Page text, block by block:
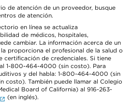
de atención de un proveedor, busque
de atención.
en línea se actualiza
de médicos, hospitales,
cambiar. La información acerca de un
proporciona el profesional de la salud o
certificación de credenciales. Si tiene
1-800-464-4000 (sin costo). Para
y del habla: 1-800-464-4000 (sin
costo). También puede llamar al Colegio
Board of California) al 916-263-
(en inglés).